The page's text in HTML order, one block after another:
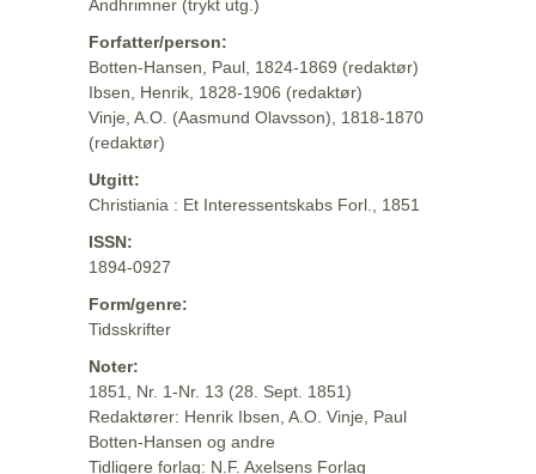
Andhrimner (trykt utg.)
Forfatter/person:
Botten-Hansen, Paul, 1824-1869 (redaktør)
Ibsen, Henrik, 1828-1906 (redaktør)
Vinje, A.O. (Aasmund Olavsson), 1818-1870
(redaktør)
Utgitt:
Christiania : Et Interessentskabs Forl., 1851
ISSN:
1894-0927
Form/genre:
Tidsskrifter
Noter:
1851, Nr. 1-Nr. 13 (28. Sept. 1851)
Redaktører: Henrik Ibsen, A.O. Vinje, Paul
Botten-Hansen og andre
Tidligere forlag: N.F. Axelsens Forlag